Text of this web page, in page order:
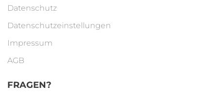
Datenschutz
Datenschutzeinstellungen
Impressum
AGB
FRAGEN?